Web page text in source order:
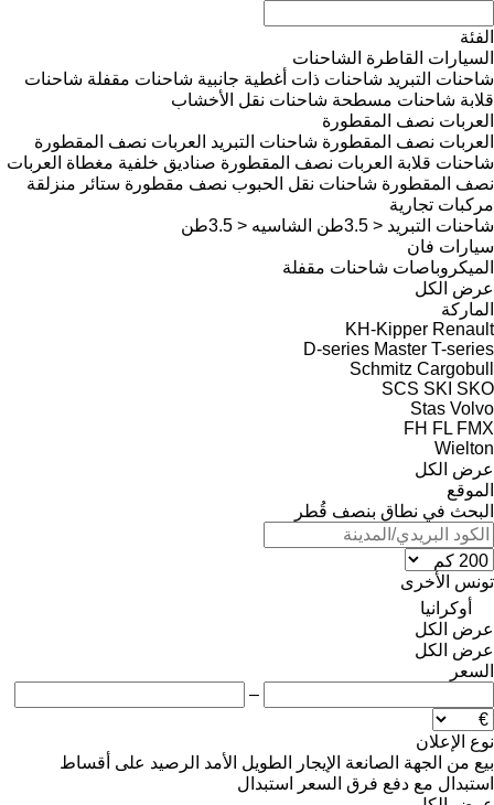
الفئة
السيارات القاطرة الشاحنات
شاحنات التبريد شاحنات ذات أغطية جانبية شاحنات مقفلة شاحنات
قلابة شاحنات مسطحة شاحنات نقل الأخشاب
العربات نصف المقطورة
العربات نصف المقطورة شاحنات التبريد العربات نصف المقطورة
شاحنات قلابة العربات نصف المقطورة صناديق خلفية مغطاة العربات
نصف المقطورة شاحنات نقل الحبوب نصف مقطورة ستائر منزلقة
مركبات تجارية
شاحنات التبريد < 3.5طن
الشاسيه < 3.5طن
سيارات فان
الميكروباصات شاحنات مقفلة
عرض الكل
الماركة
KH-Kipper Renault
D-series Master T-series
Schmitz Cargobull
SCS SKI SKO
Stas Volvo
FH FL FMX
Wielton
عرض الكل
الموقع
البحث في نطاق بنصف قُطر
تونس الأخرى
أوكرانيا
عرض الكل
عرض الكل
السعر
–
نوع الإعلان
بيع من الجهة الصانعة الإيجار الطويل الأمد الرصيد على أقساط
استبدال مع دفع فرق السعر
استبدال